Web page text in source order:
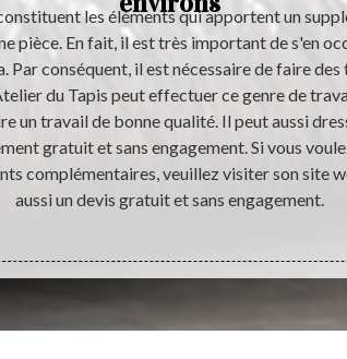
les éléments qui apportent un
pièce. En fait, il est très important de s'en
Par conséquent, il est nécessaire de faire
du Tapis peut effectuer ce genre de
un travail de bonne qualité. Il peut aussi
gratuit et sans engagement. Si vous
complémentaires, veuillez visiter son site
aussi un devis gratuit et sans engagement.